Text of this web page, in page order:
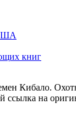
книг
Кибало.
ссылка на